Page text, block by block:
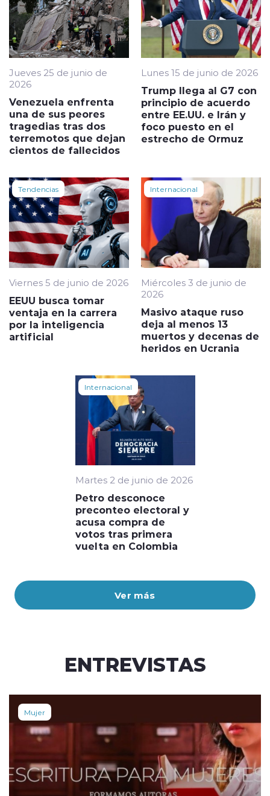
Ver más
Jueves 25 de junio de
2026
Venezuela enfrenta
una de sus peores
tragedias tras dos
terremotos que dejan
cientos de fallecidos
Lunes 15 de junio de 2026
Trump llega al G7 con
principio de acuerdo
entre EE.UU. e Irán y
foco puesto en el
estrecho de Ormuz
Tendencias
Viernes 5 de junio de 2026
EEUU busca tomar
ventaja en la carrera
por la inteligencia
artificial
Internacional
Miércoles 3 de junio de
2026
Masivo ataque ruso
deja al menos 13
muertos y decenas de
heridos en Ucrania
Internacional
Martes 2 de junio de 2026
Petro desconoce
preconteo electoral y
acusa compra de
votos tras primera
vuelta en Colombia
ENTREVISTAS
Mujer